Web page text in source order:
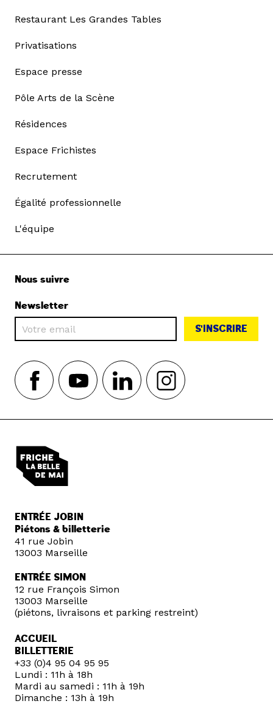
Restaurant Les Grandes Tables
Privatisations
Espace presse
Pôle Arts de la Scène
Résidences
Espace Frichistes
Recrutement
Égalité professionnelle
L'équipe
Nous suivre
Newsletter
S'INSCRIRE
ENTRÉE JOBIN
Piétons & billetterie
41 rue Jobin
13003 Marseille
ENTRÉE SIMON
12 rue François Simon
13003 Marseille
(piétons, livraisons et parking restreint)
ACCUEIL
BILLETTERIE
+33 (0)4 95 04 95 95
Lundi : 11h à 18h
Mardi au samedi : 11h à 19h
Dimanche : 13h à 19h